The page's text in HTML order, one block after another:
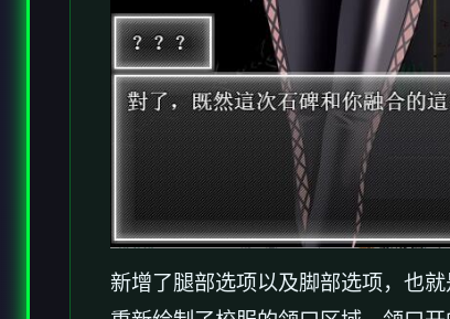
新增了腿部选项以及脚部选项，也就